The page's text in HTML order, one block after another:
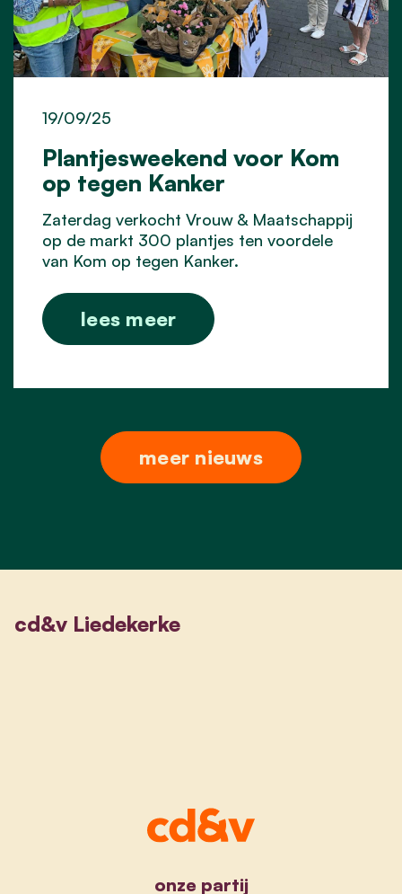
Plantjesweekend voor Kom
op tegen Kanker
19/09/25
Zaterdag verkocht Vrouw & Maatschappij
op de markt 300 plantjes ten voordele
van Kom op tegen Kanker.
lees meer
meer nieuws
cd&v Liedekerke
onze partij